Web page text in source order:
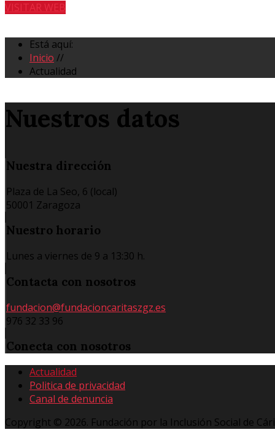
VISITAR WEB
Está aquí:
Inicio //
Actualidad
Nuestros datos
Nuestra dirección
Plaza de La Seo, 6 (local)
50001 Zaragoza
Nuestro horario
Lunes a viernes de 9 a 13:30 h.
Contacta con nosotros
fundacion@fundacioncaritaszgz.es
976 32 33 96
Conecta con nosotros
Actualidad
Politica de privacidad
Canal de denuncia
Copyright © 2026. Fundación por la Inclusión Social de